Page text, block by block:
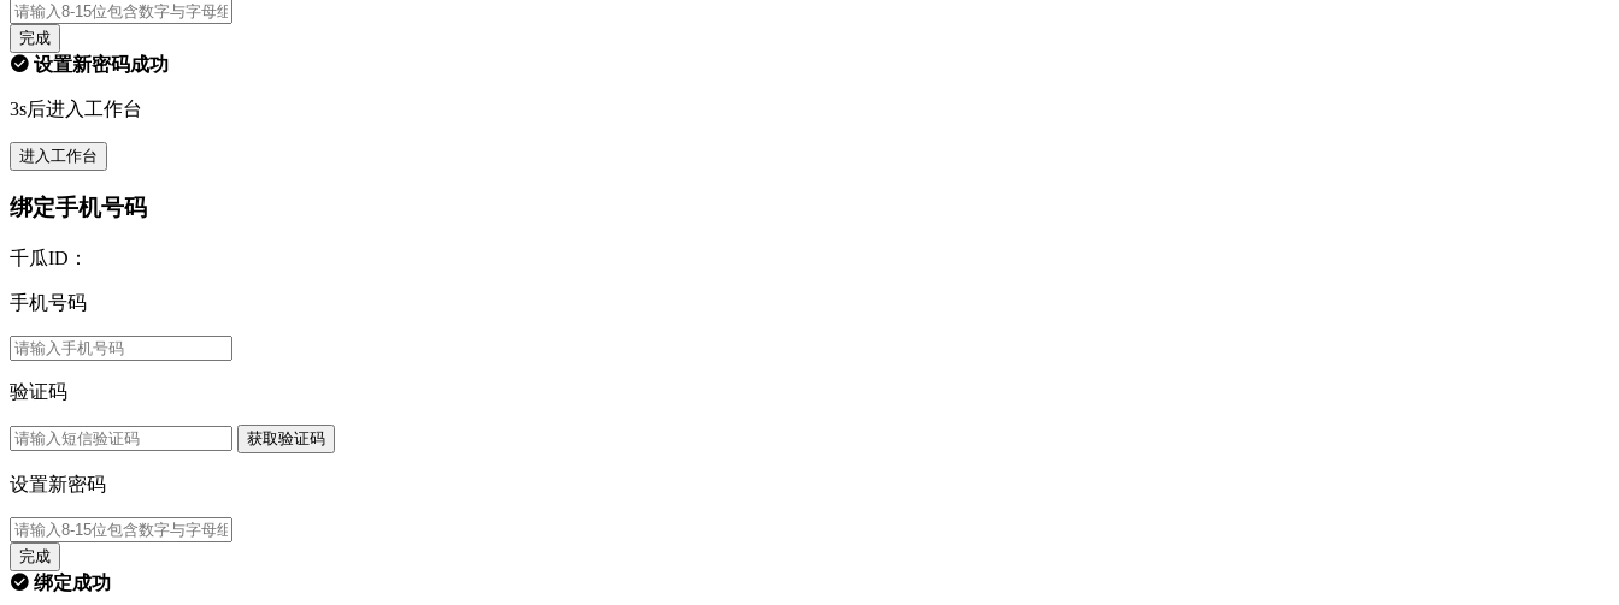
完成
设置新密码成功
3s后进入工作台
进入工作台
绑定手机号码
千瓜ID：
手机号码
验证码
获取验证码
设置新密码
完成
绑定成功